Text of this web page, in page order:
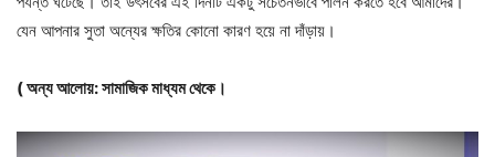
যেন আপনার সুতা অন্যের ক্ষতির কোনো কারণ হয়ে না দাঁড়ায়।
( অন্য আলোয়: সামাজিক মাধ্যম থেকে। ‌